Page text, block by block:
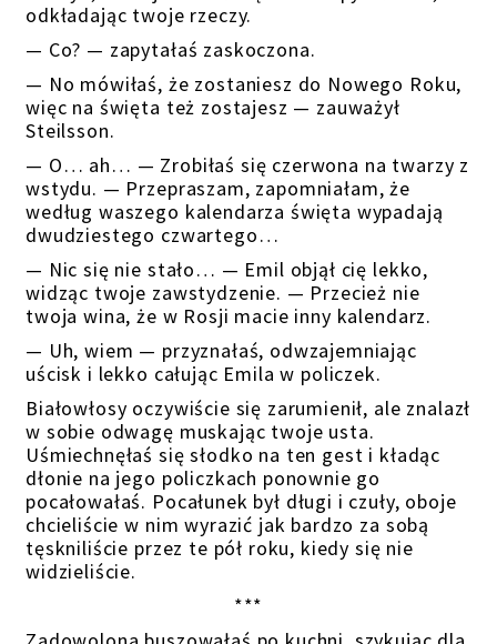
odkładając twoje rzeczy.
— Co? — zapytałaś zaskoczona.
— No mówiłaś, że zostaniesz do Nowego Roku,
więc na święta też zostajesz — zauważył
Steilsson.
— O… ah… — Zrobiłaś się czerwona na twarzy z
wstydu. — Przepraszam, zapomniałam, że
według waszego kalendarza święta wypadają
dwudziestego czwartego…
— Nic się nie stało… — Emil objął cię lekko,
widząc twoje zawstydzenie. — Przecież nie
twoja wina, że w Rosji macie inny kalendarz.
— Uh, wiem — przyznałaś, odwzajemniając
uścisk i lekko całując Emila w policzek.
Białowłosy oczywiście się zarumienił, ale znalazł
w sobie odwagę muskając twoje usta.
Uśmiechnęłaś się słodko na ten gest i kładąc
dłonie na jego policzkach ponownie go
pocałowałaś. Pocałunek był długi i czuły, oboje
chcieliście w nim wyrazić jak bardzo za sobą
tęskniliście przez te pół roku, kiedy się nie
widzieliście.
***